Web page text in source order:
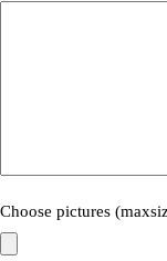
Choose pictures